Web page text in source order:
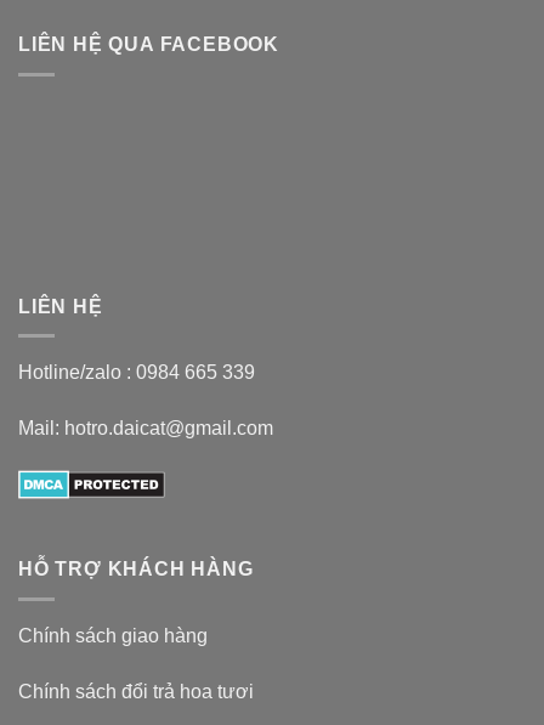
LIÊN HỆ QUA FACEBOOK
LIÊN HỆ
Hotline/zalo : 0984 665 339
Mail: hotro.daicat@gmail.com
HỖ TRỢ KHÁCH HÀNG
Chính sách giao hàng
Chính sách đổi trả hoa tươi